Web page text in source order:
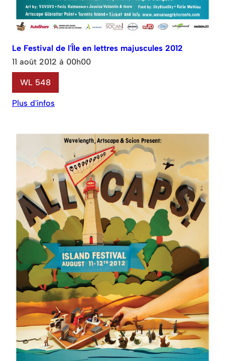
Le Festival de l'Île en lettres majuscules 2012
11 août 2012 à 00h00
WL 548
Plus d'infos